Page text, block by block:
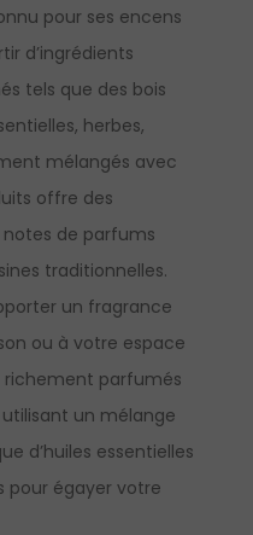
pour ses encens
d’ingrédients
tels que des bois
herbes,
mélangés avec
offre des
de parfums
traditionnelles.
un fragrance
ou à votre espace
richement parfumés
un mélange
d’huiles essentielles
pour égayer votre